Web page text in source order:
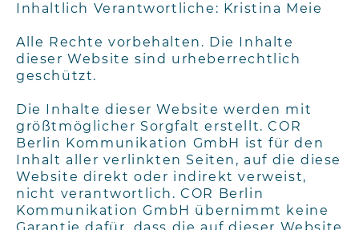
Inhaltlich Verantwortliche: Kristina Meie
Alle Rechte vorbehalten. Die Inhalte
dieser Website sind urheberrechtlich
geschützt.
Die Inhalte dieser Website werden mit
größtmöglicher Sorgfalt erstellt. COR
Berlin Kommunikation GmbH ist für den
Inhalt aller verlinkten Seiten, auf die diese
Website direkt oder indirekt verweist,
nicht verantwortlich. COR Berlin
Kommunikation GmbH übernimmt keine